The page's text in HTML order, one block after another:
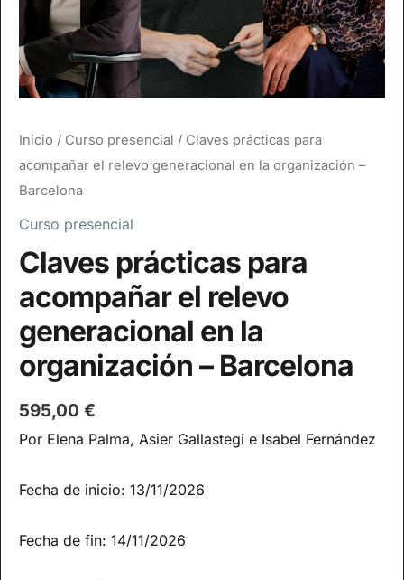
Inicio / Curso presencial / Claves prácticas para
acompañar el relevo generacional en la organización –
Barcelona
Curso presencial
Claves prácticas para
acompañar el relevo
generacional en la
organización – Barcelona
595,00 €
Por Elena Palma, Asier Gallastegi e Isabel Fernández
Fecha de inicio: 13/11/2026
Fecha de fin: 14/11/2026